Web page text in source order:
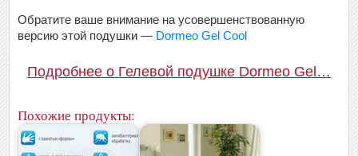
Обратите ваше внимание на усовершенствованную
версию этой подушки — Dormeo Gel Cool
Подробнее о Гелевой подушке Dormeo Gel…
Похожие продукты: